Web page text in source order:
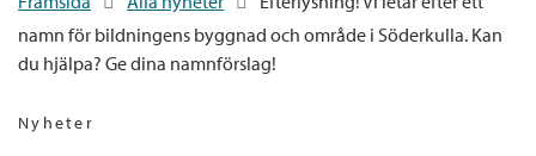
namn för bildningens byggnad och område i Söderkulla. Kan
du hjälpa? Ge dina namnförslag!
Nyheter